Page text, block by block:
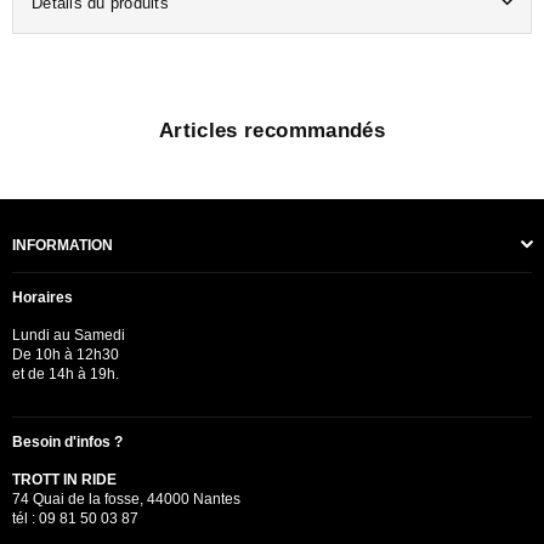
Articles recommandés
INFORMATION
Horaires
Lundi au Samedi
De 10h à 12h30
et de 14h à 19h.
Besoin d'infos ?
TROTT IN RIDE
74 Quai de la fosse, 44000 Nantes
tél : 09 81 50 03 87